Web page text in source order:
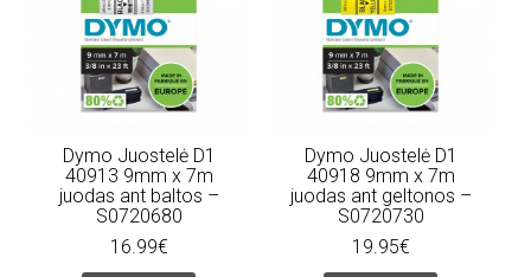
Dymo Juostelė D1
40913 9mm x 7m
juodas ant baltos –
S0720680
16.99€
Dymo Juostelė D1
40918 9mm x 7m
juodas ant geltonos –
S0720730
19.95€